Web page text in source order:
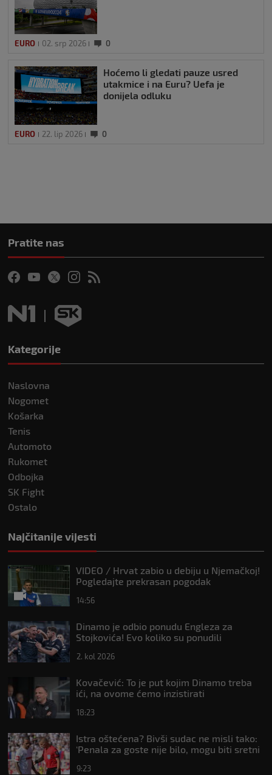
EURO 02. srp 2026 0
Hoćemo li gledati pauze usred
utakmice i na Euru? Uefa je
donijela odluku
EURO 22. lip 2026 0
Pratite nas
Kategorije
Naslovna
Nogomet
Košarka
Tenis
Automoto
Rukomet
Odbojka
SK Fight
Ostalo
Najčitanije vijesti
VIDEO / Hrvat zabio u debiju u Njemačkoj!
Pogledajte prekrasan pogodak
14:56
Dinamo je odbio ponudu Engleza za
Stojkovića! Evo koliko su ponudili
2. kol 2026
Kovačević: To je put kojim Dinamo treba
ići, na ovome ćemo inzistirati
18:23
Istra oštećena? Bivši sudac ne misli tako:
‘Penala za goste nije bilo, mogu biti sretni
9:23